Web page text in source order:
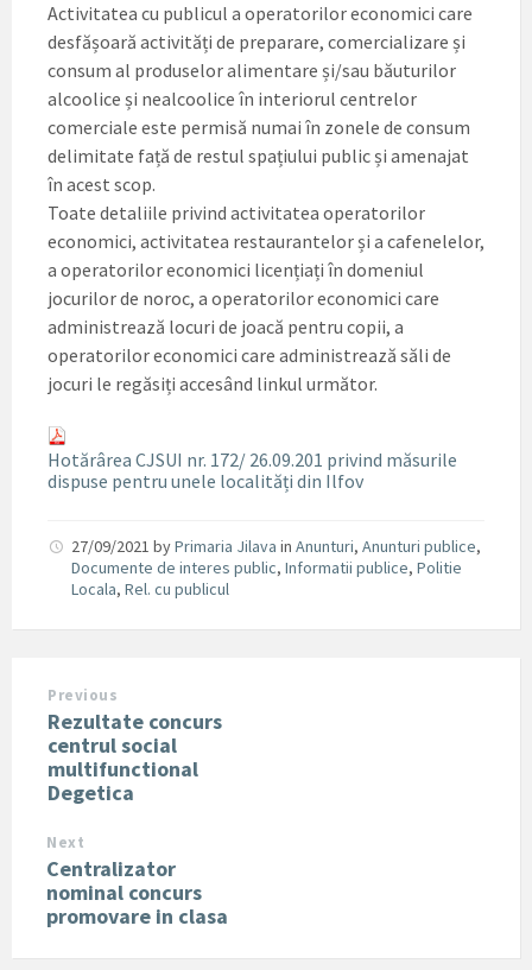
Activitatea cu publicul a operatorilor economici care
desfășoară activități de preparare, comercializare și
consum al produselor alimentare și/sau băuturilor
alcoolice și nealcoolice în interiorul centrelor
comerciale este permisă numai în zonele de consum
delimitate față de restul spațiului public și amenajat
în acest scop.
Toate detaliile privind activitatea operatorilor
economici, activitatea restaurantelor și a cafenelelor,
a operatorilor economici licențiați în domeniul
jocurilor de noroc, a operatorilor economici care
administrează locuri de joacă pentru copii, a
operatorilor economici care administrează săli de
jocuri le regăsiți accesând linkul următor.
Hotărârea CJSUI nr. 172/ 26.09.201 privind măsurile
dispuse pentru unele localități din Ilfov
27/09/2021 byPrimaria Jilava in Anunturi, Anunturi publice,
Documente de interes public, Informatii publice, Politie
Locala, Rel. cu publicul
Previous
Rezultate concurs
centrul social
multifunctional
Degetica
Next
Centralizator
nominal concurs
promovare in clasa